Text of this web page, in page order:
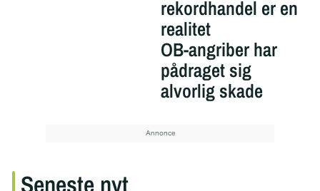
rekordhandel er en
realitet
OB-angriber har
pådraget sig
alvorlig skade
Seneste nyt